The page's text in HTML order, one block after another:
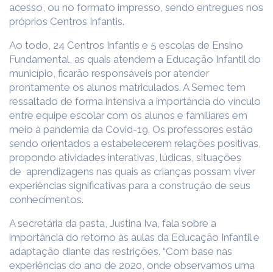
acesso, ou no formato impresso, sendo entregues nos
próprios Centros Infantis.
Ao todo, 24 Centros Infantis e 5 escolas de Ensino
Fundamental, as quais atendem a Educação Infantil do
município, ficarão responsáveis por atender
prontamente os alunos matriculados. A Semec tem
ressaltado de forma intensiva a importância do vínculo
entre equipe escolar com os alunos e familiares em
meio à pandemia da Covid-19. Os professores estão
sendo orientados a estabelecerem relações positivas,
propondo atividades interativas, lúdicas, situações
de aprendizagens nas quais as crianças possam viver
experiências significativas para a construção de seus
conhecimentos.
A secretária da pasta, Justina Iva, fala sobre a
importância do retorno às aulas da Educação Infantil e
adaptação diante das restrições. “Com base nas
experiências do ano de 2020, onde observamos uma